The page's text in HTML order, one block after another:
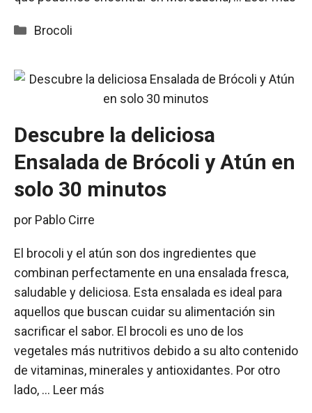
Categorías
Brocoli
Descubre la deliciosa
Ensalada de Brócoli y Atún en
solo 30 minutos
por Pablo Cirre
El brocoli y el atún son dos ingredientes que
combinan perfectamente en una ensalada fresca,
saludable y deliciosa. Esta ensalada es ideal para
aquellos que buscan cuidar su alimentación sin
sacrificar el sabor. El brocoli es uno de los
vegetales más nutritivos debido a su alto contenido
de vitaminas, minerales y antioxidantes. Por otro
lado, … Leer más